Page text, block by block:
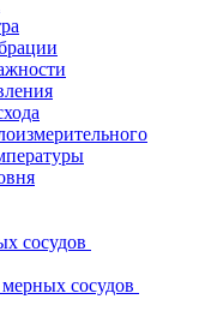
сосудов
сосудов